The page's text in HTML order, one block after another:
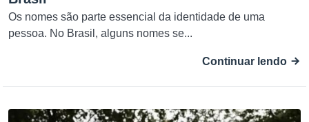
Os nomes são parte essencial da identidade de uma
pessoa. No Brasil, alguns nomes se...
Continuar lendo